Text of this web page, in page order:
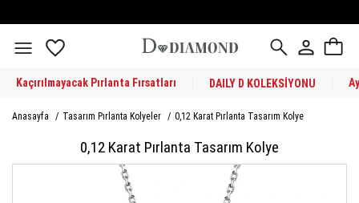
Kaçırılmayacak Pırlanta Fırsatları DAILY D KOLEKSİYONU
Anasayfa / Tasarım Pırlanta Kolyeler / 0,12 Karat Pırlanta Tasarım Kolye
0,12 Karat Pırlanta Tasarım Kolye